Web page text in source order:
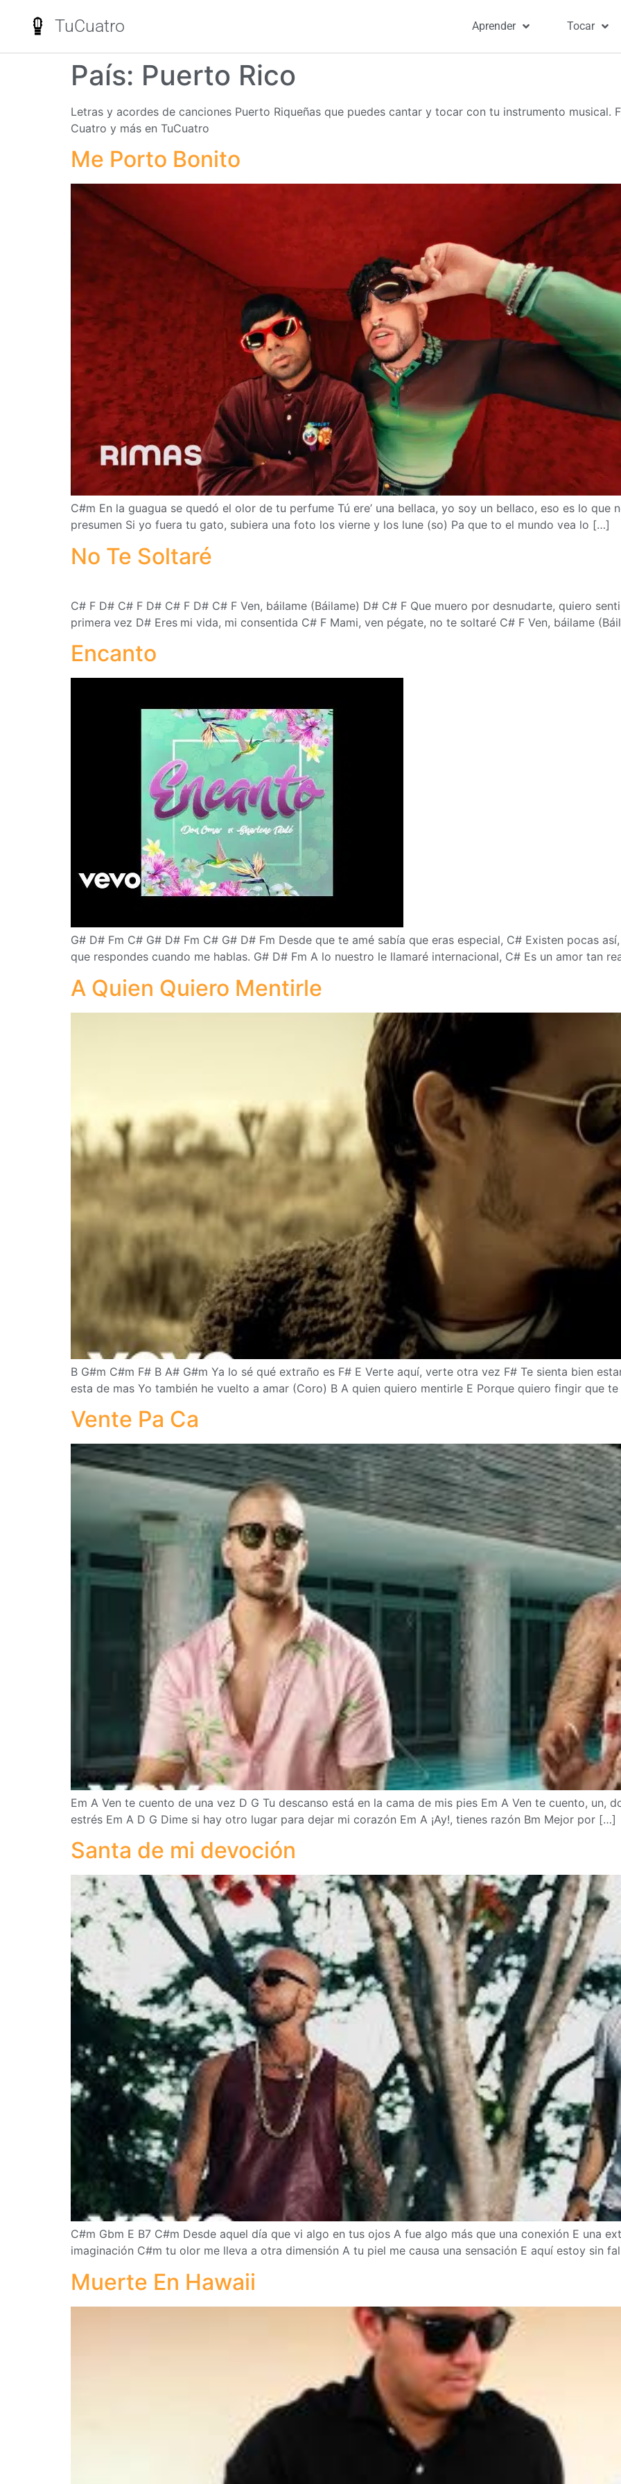
TuCuatro Aprender Tocar
País: Puerto Rico
Letras y acordes de canciones Puerto Riqueñas que puedes cantar y tocar con tu instrumento musical.
Cuatro y más en TuCuatro
Me Porto Bonito
C#m En la guagua se quedó el olor de tu perfume Tú ere’ una bellaca, yo soy un bellaco, eso es lo que
presumen Si yo fuera tu gato, subiera una foto los vierne y los lune (so) Pa que to el mundo vea lo […]
No Te Soltaré
C# F D# C# F D# C# F D# C# F Ven, báilame (Báilame) D# C# F Que muero por desnudarte, quiero
primera vez D# Eres mi vida, mi consentida C# F Mami, ven pégate, no te soltaré C# F Ven, báilame
Encanto
G# D# Fm C# G# D# Fm C# G# D# Fm Desde que te amé sabía que eras especial, C# Existen pocas
que respondes cuando me hablas. G# D# Fm A lo nuestro le llamaré internacional, C# Es un amor tan
A Quien Quiero Mentirle
B G#m C#m F# B A# G#m Ya lo sé qué extraño es F# E Verte aquí, verte otra vez F# Te sienta bien
esta de mas Yo también he vuelto a amar (Coro) B A quien quiero mentirle E Porque quiero fingir que
Vente Pa Ca
Em A Ven te cuento de una vez D G Tu descanso está en la cama de mis pies Em A Ven te cuento, un,
estrés Em A D G Dime si hay otro lugar para dejar mi corazón Em A ¡Ay!, tienes razón Bm Mejor por […]
Santa de mi devoción
C#m Gbm E B7 C#m Desde aquel día que vi algo en tus ojos A fue algo más que una conexión E una
imaginación C#m tu olor me lleva a otra dimensión A tu piel me causa una sensación E aquí estoy sin
Muerte En Hawaii